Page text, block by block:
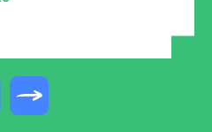
précédente
Offre suivante